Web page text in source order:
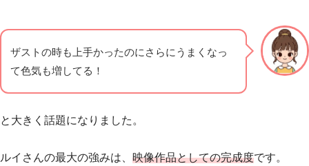
ザストの時も上手かったのにさらにうまくなっ
て色気も増してる！
と大きく話題になりました。
ルイさんの最大の強みは、 映像作品としての完成度です。